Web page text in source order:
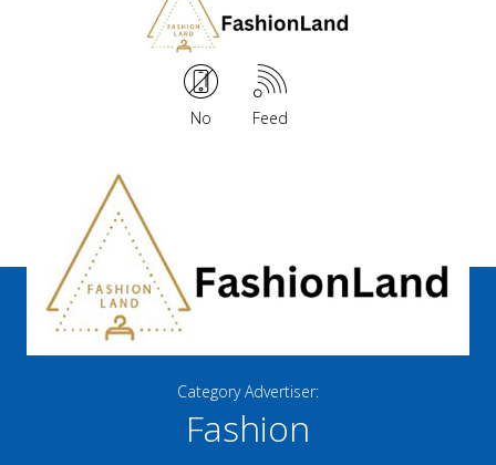
No Feed
Category Advertiser:
Fashion